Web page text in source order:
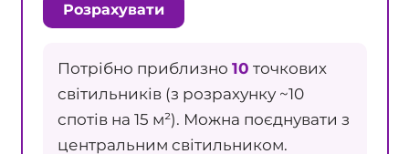
Розрахувати
Потрібно приблизно 10 точкових
світильників (з розрахунку ~10
спотів на 15 м²). Можна поєднувати з
центральним світильником.